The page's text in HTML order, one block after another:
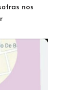
nos